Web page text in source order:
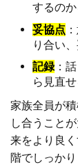
するのか
妥協点
り合い
記録：
ら見直
家族全員が
し合うこと
来をより良
階でしっか